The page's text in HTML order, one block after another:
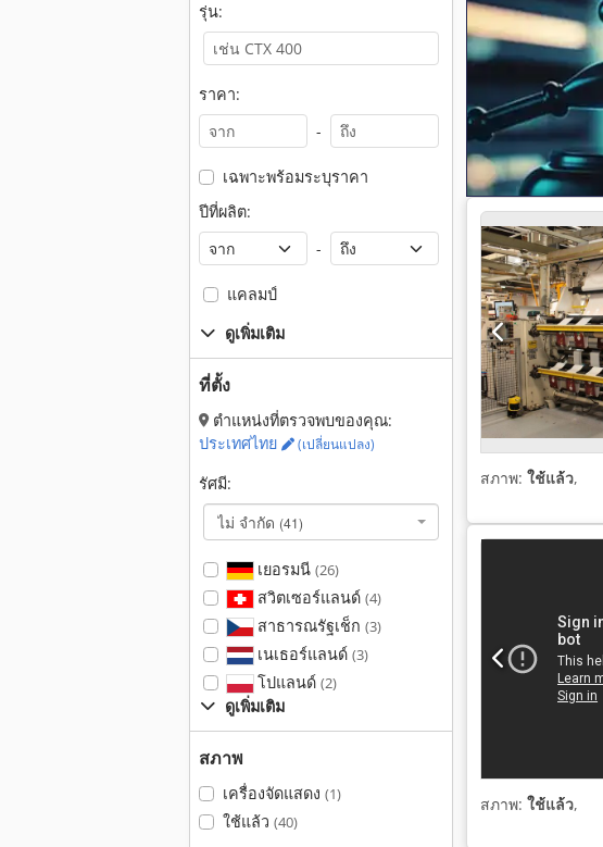
รุ่น:
ราคา:
-
เฉพาะพร้อมระบุราคา
ปีที่ผลิต:
-
แคลมป์
ดูเพิ่มเติม
ที่ตั้ง
ตำแหน่งที่ตรวจพบของคุณ:
ประเทศไทย
(เปลี่ยนแปลง)
รัศมี:
ไม่ จำกัด (41)
เยอรมนี (26)
สวิตเซอร์แลนด์ (4)
สาธารณรัฐเช็ก (3)
เนเธอร์แลนด์ (3)
โปแลนด์ (2)
ดูเพิ่มเติม
สภาพ
เครื่องจัดแสดง (1)
ใช้แล้ว (40)
สภาพ: ใช้แล้ว,
สภาพ: ใช้แล้ว,